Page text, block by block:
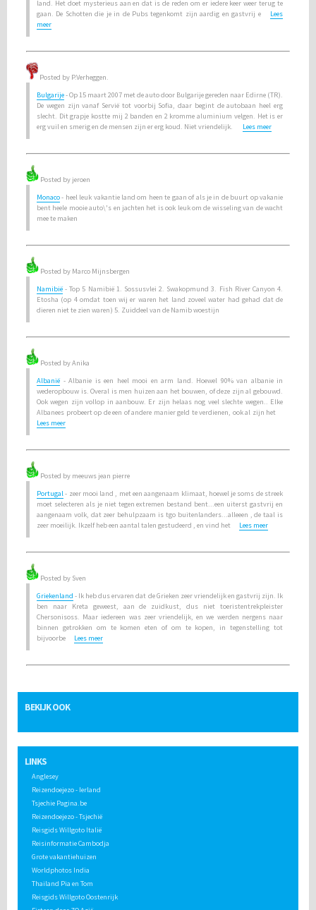
land. Het doet mysterieus aan en dat is de reden om er iedere keer weer terug te
gaan. De Schotten die je in de Pubs tegenkomt zijn aardig en gastvrij e Lees
meer
Posted by P.Verheggen.
Bulgarije- Op 15 maart 2007 met de auto door Bulgarije gereden naar Edirne (TR).
De wegen zijn vanaf Servië tot voorbij Sofia, daar begint de autobaan heel erg
slecht. Dit grapje kostte mij 2 banden en 2 kromme aluminium velgen. Het is er
erg vuil en smerig en de mensen zijn er erg koud. Niet vriendelijk. Lees meer
Posted by jeroen
Monaco- heel leuk vakantie land om heen te gaan of als je in de buurt op vakanie
bent heele mooie auto\'s en jachten het is ook leuk om de wisseling van de wacht
mee te maken
Posted by Marco Mijnsbergen
Namibië - Top 5 Namibië 1. Sossusvlei 2. Swakopmund 3. Fish River Canyon 4.
Etosha (op 4 omdat toen wij er waren het land zoveel water had gehad dat de
dieren niet te zien waren) 5. Zuiddeel van de Namib woestijn
Posted by Anika
Albanië - Albanie is een heel mooi en arm land. Hoewel 90% van albanie in
wederopbouw is. Overal is men huizen aan het bouwen, of deze zijn al gebouwd.
Ook wegen zijn vollop in aanbouw. Er zijn helaas nog veel slechte wegen.. Elke
Albanees probeert op de een of andere manier geld te verdienen, ook al zijn het
Lees meer
Posted by meeuws jean pierre
Portugal - zeer mooi land , met een aangenaam klimaat, hoewel je soms de streek
moet selecteren als je niet tegen extremen bestand bent...een uiterst gastvrij en
aangenaam volk, dat zeer behulpzaam is tgo buitenlanders...alleeen , de taal is
zeer moeilijk. Ikzelf heb een aantal talen gestudeerd , en vind het Lees meer
Posted by Sven
Griekenland - Ik heb dus ervaren dat de Grieken zeer vriendelijk en gastvrij zijn. Ik
ben naar Kreta geweest, aan de zuidkust, dus niet toeristentrekpleister
Chersonisoss. Maar iedereen was zeer vriendelijk, en we werden nergens naar
binnen getrokken om te komen eten of om te kopen, in tegenstelling tot
bijvoorbe Lees meer
BEKIJK OOK
LINKS
Anglesey
Reizendoejezo - Ierland
Tsjechie Pagina.be
Reizendoejezo - Tsjechië
Reisgids Willgoto Italië
Reisinformatie Cambodja
Grote vakantiehuizen
Worldphotos India
Thailand Pia en Tom
Reisgids Willgoto Oostenrijk